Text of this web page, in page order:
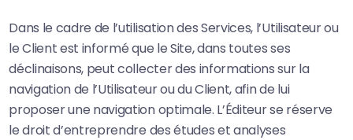
Dans le cadre de l’utilisation des Services, l’Utilisateur ou
le Client est informé que le Site, dans toutes ses
déclinaisons, peut collecter des informations sur la
navigation de l’Utilisateur ou du Client, afin de lui
proposer une navigation optimale. L’Éditeur se réserve
le droit d’entreprendre des études et analyses